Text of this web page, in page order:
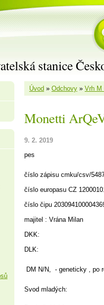
stanice
Úvod » Odchovy » Vrh M
Monetti
9. 2. 2019
pes
číslo zápisu cmku/csv/
číslo europasu CZ
číslo čipu
majitel : Vrána Milan
DKK:
DLK:
DM N/N, - geneticky , po
Svod mladých: